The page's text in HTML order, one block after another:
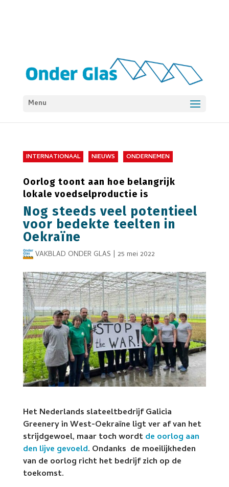
Menu
INTERNATIONAAL NIEUWS ONDERNEMEN
Oorlog toont aan hoe belangrijk
lokale voedselproductie is
Nog steeds veel potentieel
voor bedekte teelten in
Oekraïne
VAKBLAD ONDER GLAS | 25 mei 2022
Het Nederlands slateeltbedrijf Galicia
Greenery in West-Oekraïne ligt ver af van het
strijdgewoel, maar toch wordtde oorlog aan
den lijve gevoeld. Ondanks de moeilijkheden
van de oorlog richt het bedrijf zich op de
toekomst.